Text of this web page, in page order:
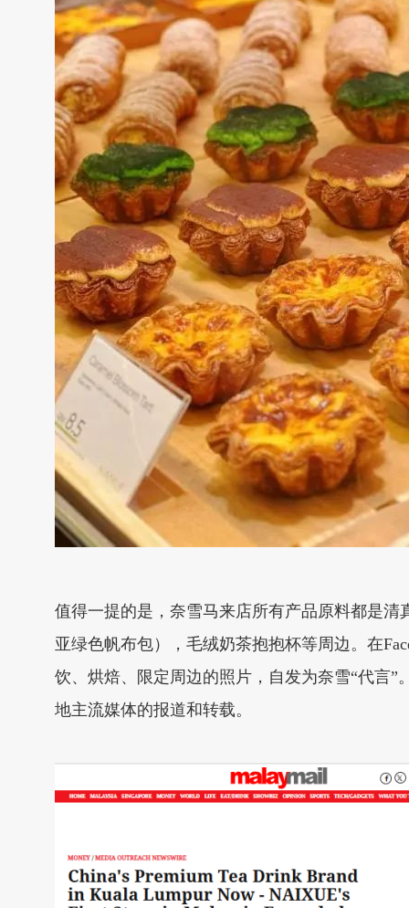
值得一提的是，奈雪马来店所有产品原料都是
亚绿色帆布包），毛绒奶茶抱抱杯等周边。在
饮、烘焙、限定周边的照片，自发为奈雪“代言”
地主流媒体的报道和转载。